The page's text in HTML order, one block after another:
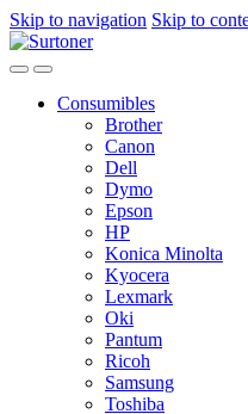
Skip to navigation Skip to
Consumibles
Brother
Canon
Dell
Dymo
Epson
HP
Konica Minolta
Kyocera
Lexmark
Oki
Pantum
Ricoh
Samsung
Toshiba